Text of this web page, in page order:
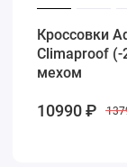
Кроссовки
Climaproof (-
мехом
10990 ₽